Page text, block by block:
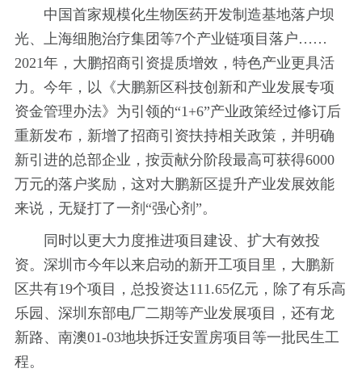
中国首家规模化生物医药开发制造基地落户坝
光、上海细胞治疗集团等7个产业链项目落户……
2021年，大鹏招商引资提质增效，特色产业更具活
力。今年，以《大鹏新区科技创新和产业发展专项
资金管理办法》为引领的“1+6”产业政策经过修订后
重新发布，新增了招商引资扶持相关政策，并明确
新引进的总部企业，按贡献分阶段最高可获得6000
万元的落户奖励，这对大鹏新区提升产业发展效能
来说，无疑打了一剂“强心剂”。
同时以更大力度推进项目建设、扩大有效投
资。深圳市今年以来启动的新开工项目里，大鹏新
区共有19个项目，总投资达111.65亿元，除了有乐高
乐园、深圳东部电厂二期等产业发展项目，还有龙
新路、南澳01-03地块拆迁安置房项目等一批民生工
程。